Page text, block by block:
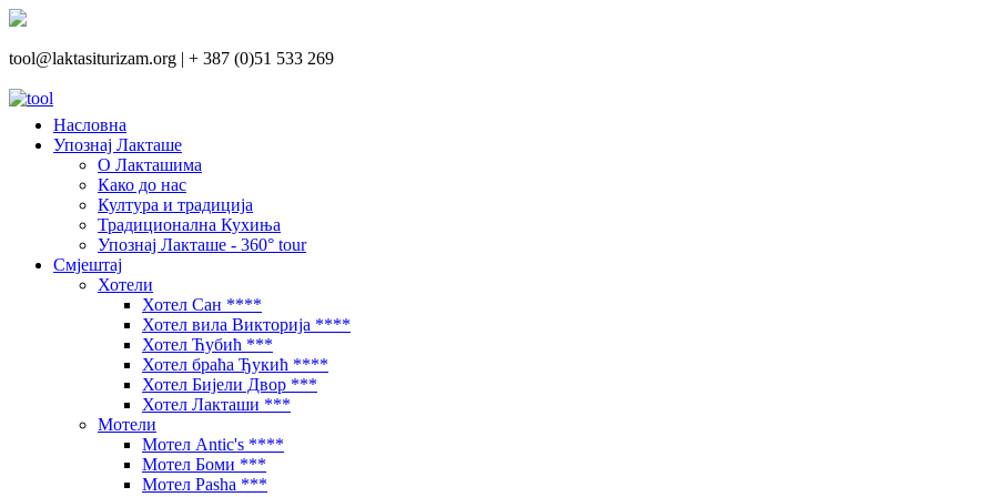
tool@laktasiturizam.org | + 387 (0)51 533 269
Насловна
Упознај Лакташе
О Лакташима
Како до нас
Култура и традиција
Традиционална Кухиња
Упознај Лакташе - 360° tour
Смјештај
Хотели
Хотел Сан ****
Хотел вила Викторија ****
Хотел Ћубић ***
Хотел браћа Ђукић ****
Хотел Бијели Двор ***
Хотел Лакташи ***
Мотели
Мотел Antic's ****
Мотел Боми ***
Мотел Pasha ***